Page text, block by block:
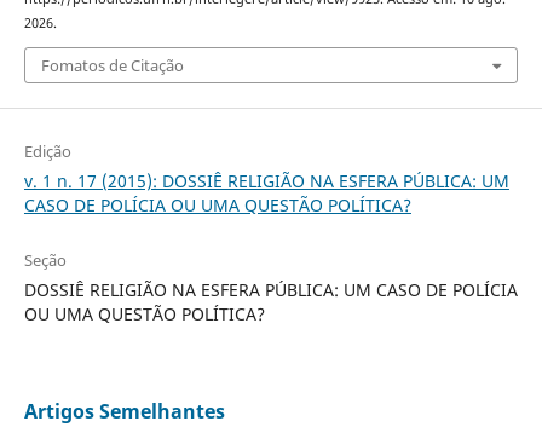
2026.
Fomatos de Citação
Edição
v. 1 n. 17 (2015): DOSSIÊ RELIGIÃO NA ESFERA PÚBLICA: UM
CASO DE POLÍCIA OU UMA QUESTÃO POLÍTICA?
Seção
DOSSIÊ RELIGIÃO NA ESFERA PÚBLICA: UM CASO DE POLÍCIA
OU UMA QUESTÃO POLÍTICA?
Artigos Semelhantes